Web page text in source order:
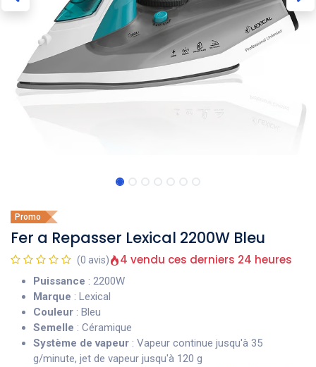
Promo
Fer a Repasser Lexical 2200W Bleu
(0 avis) 4 vendu ces derniers 24 heures
Puissance : 2200W
Marque : Lexical
Couleur : Bleu
Semelle : Céramique
Système de vapeur : Vapeur continue jusqu'à 35
g/minute, jet de vapeur jusqu'à 120 g